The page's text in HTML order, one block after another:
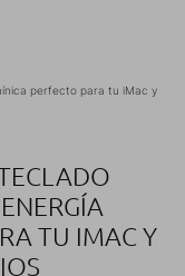
perfecto para tu iMac y
TU IMAC Y